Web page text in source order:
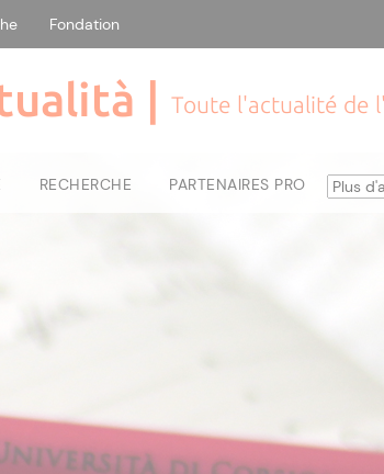
Fondation
| Toute l'actualité de
RECHERCHE PARTENAIRES PRO